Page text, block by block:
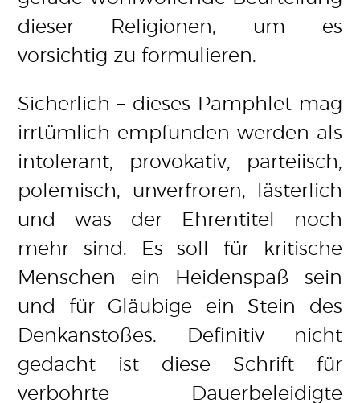
dieser Religionen, um es
vorsichtig zu formulieren.
Sicherlich – dieses Pamphlet mag
irrtümlich empfunden werden als
intolerant, provokativ, parteiisch,
polemisch, unverfroren, lästerlich
und was der Ehrentitel noch
mehr sind. Es soll für kritische
Menschen ein Heidenspaß sein
und für Gläubige ein Stein des
Denkanstoßes. Definitiv nicht
gedacht ist diese Schrift für
verbohrte Dauerbeleidigte